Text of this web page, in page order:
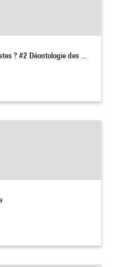
? #2 Déontologie des ...